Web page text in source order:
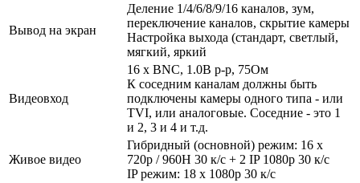
Вывод на экран
Деление 1/4/6/8/9/16 каналов, зум,
переключение каналов, скрытие камеры
Настройка выхода (стандарт, светлый,
мягкий, яркий
Видеовход
16 x BNC, 1.0В p-p, 75Ом
К соседним каналам должны быть
подключены камеры одного типа - или
TVI, или аналоговые. Соседние - это 1
и 2, 3 и 4 и т.д.
Живое видео
Гибридный (основной) режим: 16 х
720р / 960H 30 к/с + 2 IP 1080р 30 к/с
IP режим: 18 х 1080р 30 к/с